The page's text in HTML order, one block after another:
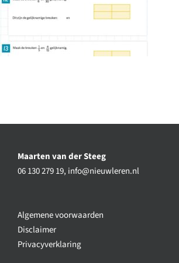
Maarten van der Steeg
06 130 279 19, info@nieuwleren.nl
Algemene voorwaarden
Disclaimer
Privacyverklaring